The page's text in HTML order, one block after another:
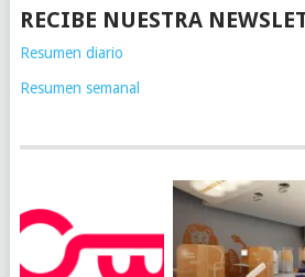
RECIBE NUESTRA
Resumen diario
Resumen semanal